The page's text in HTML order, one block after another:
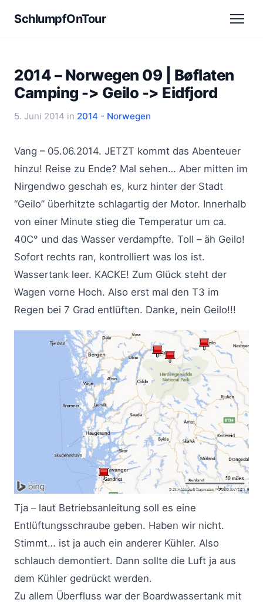
SchlumpfOnTour
2014 – Norwegen 09 | Bøflaten
Camping -> Geilo -> Eidfjord
5. Juni 2014 in 2014 - Norwegen
Vang – 05.06.2014. JETZT kommt das Abenteuer
hinzu! Reise zu Ende? Mal sehen… Aber mitten im
Nirgendwo geschah es, kurz hinter der Stadt
“Geilo” überhitzte schlagartig der Motor. Innerhalb
von einer Minute stieg die Temperatur um ca.
40C° und das Wasser verdampfte. Toll – äh Geilo!
Sofort rechts ran, kontrolliert was los ist.
Wassertank leer. KACKE! Zum Glück steht der
Wagen vorne Hoch. Also erst mal den T3 im
Regen bei 7 Grad entlüften. Danke, nein Geilo!!!
Tja – laut Betriebsanleitung soll es eine
Entlüftungsschraube geben. Haben wir nicht.
Stimmt… ist ja auch ein anderer Kühler. Also
schlauch demontiert. Dann sollte die Luft ja aus
dem Kühler gedrückt werden.
Zu allem Überfluss war der Boardwassertank mit